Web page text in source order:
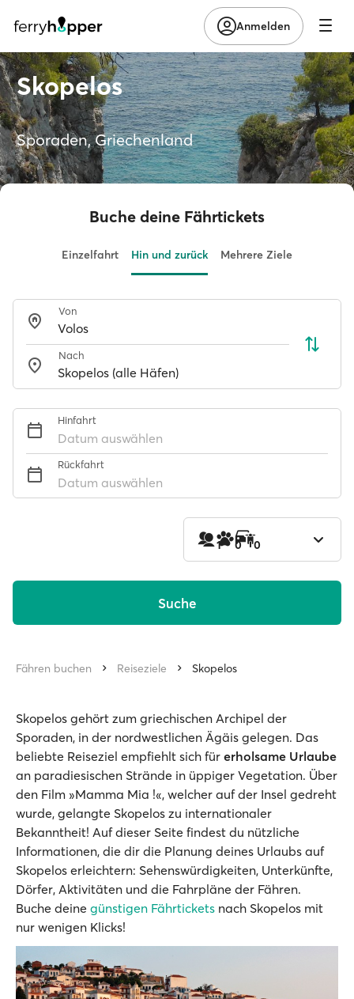
Anmelden
Skopelos
Sporaden, Griechenland
Buche deine Fährtickets
Einzelfahrt Hin und zurück Mehrere Ziele
Von
Nach
Hinfahrt
Datum auswählen
Rückfahrt
Datum auswählen
1 0 0
Suche
Fähren buchen Reiseziele Skopelos
Skopelos gehört zum griechischen Archipel der
Sporaden, in der nordwestlichen Ägäis gelegen. Das
beliebte Reiseziel empfiehlt sich für erholsame Urlaube
an paradiesischen Strände in üppiger Vegetation. Über
den Film »Mamma Mia !«, welcher auf der Insel gedreht
wurde, gelangte Skopelos zu internationaler
Bekanntheit! Auf dieser Seite findest du nützliche
Informationen, die dir die Planung deines Urlaubs auf
Skopelos erleichtern: Sehenswürdigkeiten, Unterkünfte,
Dörfer, Aktivitäten und die Fahrpläne der Fähren.
Buche deine günstigen Fährtickets nach Skopelos mit
nur wenigen Klicks!